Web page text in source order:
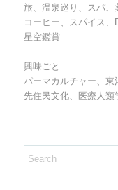
旅、温泉巡り、スパ、
コーヒー、スパイス、
星空鑑賞
興味ごと:
パーマカルチャー、東
先住民文化、医療人類